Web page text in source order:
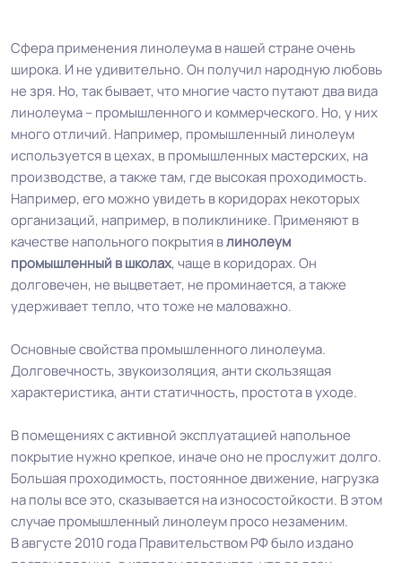
Сфера применения линолеума в нашей стране очень
широка. И не удивительно. Он получил народную любовь
не зря. Но, так бывает, что многие часто путают два вида
линолеума – промышленного и коммерческого. Но, у них
много отличий. Например, промышленный линолеум
используется в цехах, в промышленных мастерских, на
производстве, а также там, где высокая проходимость.
Например, его можно увидеть в коридорах некоторых
организаций, например, в поликлинике. Применяют в
качестве напольного покрытия влинолеум
промышленный в школах, чаще в коридорах. Он
долговечен, не выцветает, не проминается, а также
удерживает тепло, что тоже не маловажно.
Основные свойства промышленного линолеума.
Долговечность, звукоизоляция, анти скользящая
характеристика, анти статичность, простота в уходе.
В помещениях с активной эксплуатацией напольное
покрытие нужно крепкое, иначе оно не прослужит долго.
Большая проходимость, постоянное движение, нагрузка
на полы все это, сказывается на износостойкости. В этом
случае промышленный линолеум просо незаменим.
В августе 2010 года Правительством РФ было издано